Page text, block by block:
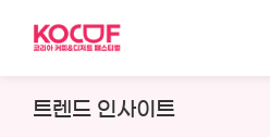
content
트렌드 인사이트